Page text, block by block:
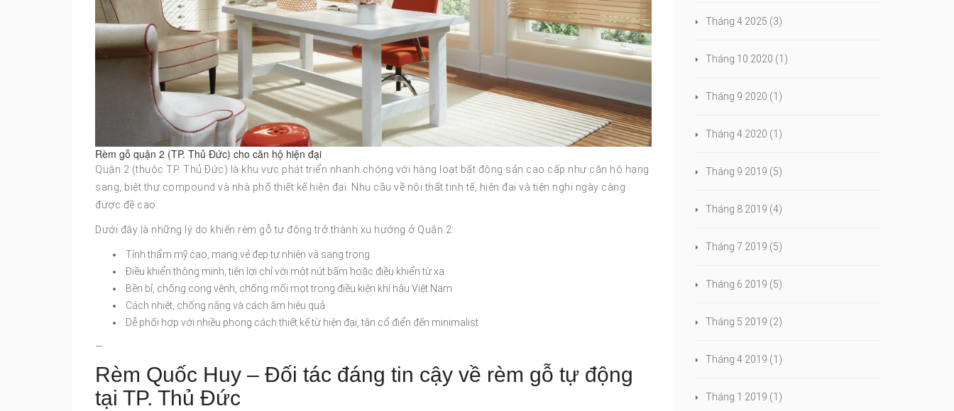
Rèm gỗ quận 2 (TP. Thủ Đức) cho căn hộ hiện đại
Quận 2 (thuộc TP. Thủ Đức) là khu vực phát triển nhanh chóng với hàng loạt bất động sản cao cấp như căn hộ hạng
sang, biệt thự compound và nhà phố thiết kế hiện đại. Nhu cầu về nội thất tinh tế, hiện đại và tiện nghi ngày càng
được đề cao.
Dưới đây là những lý do khiến rèm gỗ tự động trở thành xu hướng ở Quận 2:
Tính thẩm mỹ cao, mang vẻ đẹp tự nhiên và sang trọng
Điều khiển thông minh, tiện lợi chỉ với một nút bấm hoặc điều khiển từ xa
Bền bỉ, chống cong vênh, chống mối mọt trong điều kiện khí hậu Việt Nam
Cách nhiệt, chống nắng và cách âm hiệu quả
Dễ phối hợp với nhiều phong cách thiết kế từ hiện đại, tân cổ điển đến minimalist
—
Rèm Quốc Huy – Đối tác đáng tin cậy về rèm gỗ tự động
tại TP. Thủ Đức
Tháng 4 2025 (3)
Tháng 10 2020 (1)
Tháng 9 2020 (1)
Tháng 4 2020 (1)
Tháng 9 2019 (5)
Tháng 8 2019 (4)
Tháng 7 2019 (5)
Tháng 6 2019 (5)
Tháng 5 2019 (2)
Tháng 4 2019 (1)
Tháng 1 2019 (1)